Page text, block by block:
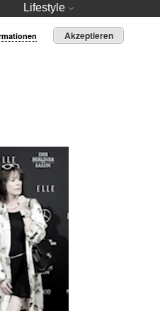
Lifestyle
Akzeptieren